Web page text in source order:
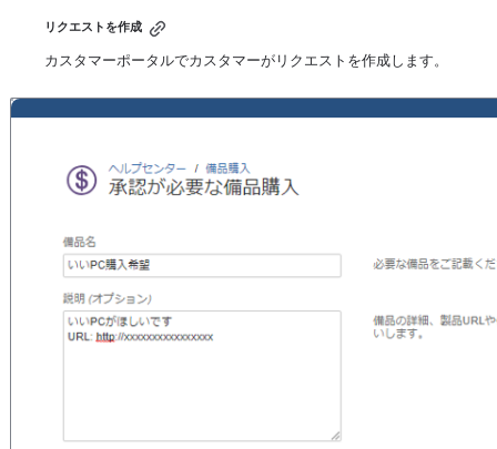
リクエストを作成
カスタマーポータルでカスタマーがリクエストを作成します。